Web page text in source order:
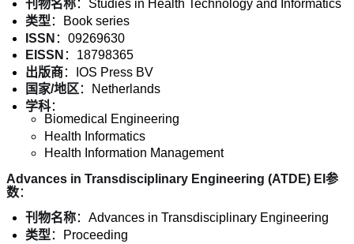
刊物名称：Studies in Health Technology and Informatics
类型 ：Book series
ISSN ：09269630
EISSN ：18798365
出版商：IOS Press BV
国家/地区 ：Netherlands
学科：
Biomedical Engineering
Health Informatics
Health Information Management
Advances in Transdisciplinary Engineering (ATDE) EI参
数：
刊物名称：Advances in Transdisciplinary Engineering
类型 ：Proceeding